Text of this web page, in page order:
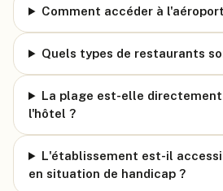
Comment accéder à
Quels types de restaurants
La plage est-elle
l'hôtel ?
L'établissement est-il
en situation de handicap ?